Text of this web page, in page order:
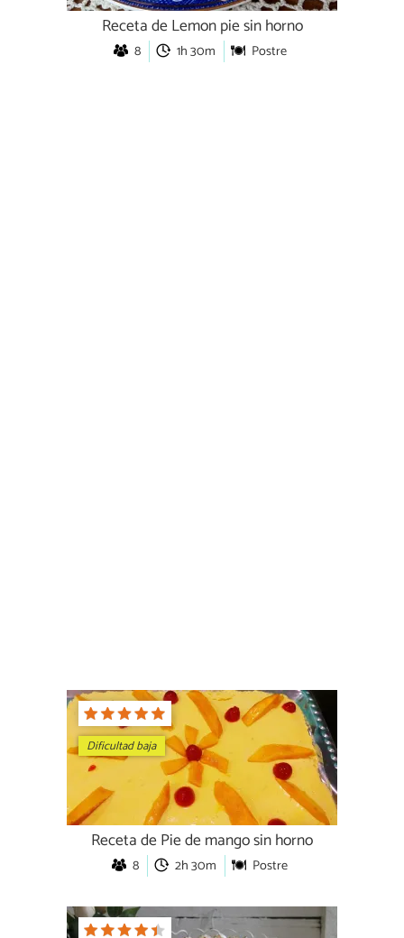
Receta de Lemon pie sin horno
8 1h 30m Postre
Dificultad baja
Receta de Pie de mango sin horno
8 2h 30m Postre